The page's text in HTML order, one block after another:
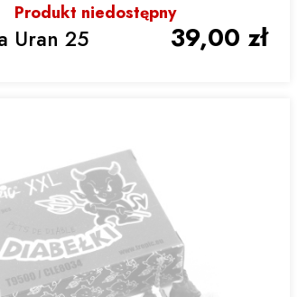
Produkt niedostępny
Uran 25
39,00 zł